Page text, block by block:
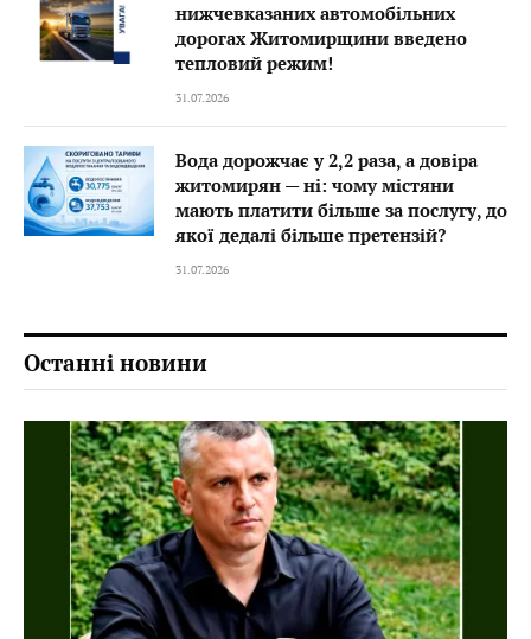
нижчевказаних автомобільних
дорогах Житомирщини введено
тепловий режим!
31.07.2026
Вода дорожчає у 2,2 раза, а довіра
житомирян — ні: чому містяни
мають платити більше за послугу, до
якої дедалі більше претензій?
31.07.2026
Останні новини